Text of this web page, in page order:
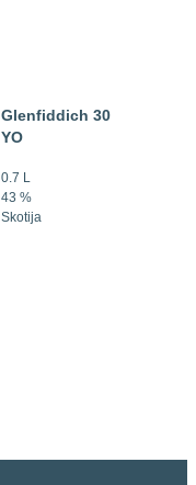
Glenfiddich 30
YO
0.7 L
43 %
Skotija